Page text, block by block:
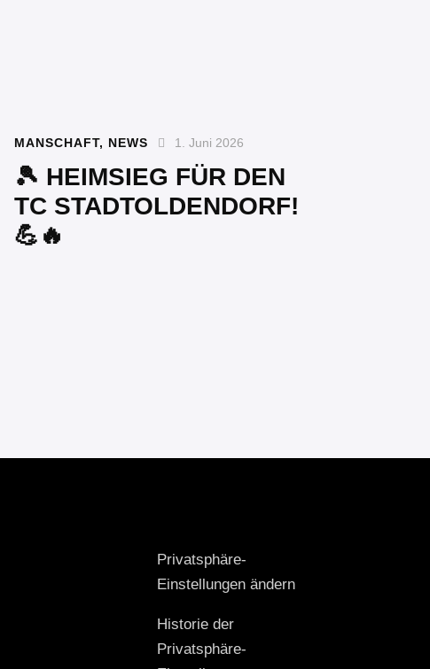
MANSCHAFT, NEWS 1. Juni 2026
🎾 HEIMSIEG FÜR DEN
TC STADTOLDENDORF!
💪🔥
Privatsphäre-
Einstellungen ändern
Historie der
Privatsphäre-